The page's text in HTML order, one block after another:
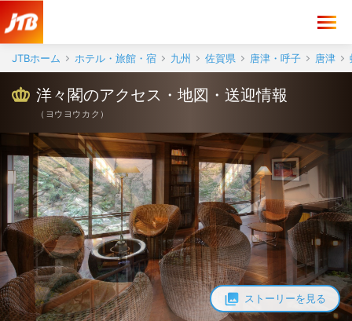
JTBホーム ホテル・旅館・宿 九州 佐賀県 唐津・呼子 唐津
ストーリーを見る
洋々閣のアクセス・地図・送迎情報
（ ヨウヨウカク ）